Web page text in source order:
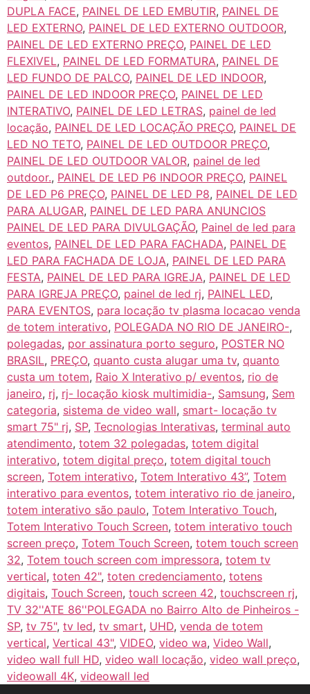
DUPLA FACE, PAINEL DE LED EMBUTIR, PAINEL DE
LED EXTERNO, PAINEL DE LED EXTERNO OUTDOOR,
PAINEL DE LED EXTERNO PREÇO, PAINEL DE LED
FLEXIVEL, PAINEL DE LED FORMATURA, PAINEL DE
LED FUNDO DE PALCO, PAINEL DE LED INDOOR,
PAINEL DE LED INDOOR PREÇO, PAINEL DE LED
INTERATIVO, PAINEL DE LED LETRAS, painel de led
locação, PAINEL DE LED LOCAÇÃO PREÇO, PAINEL DE
LED NO TETO, PAINEL DE LED OUTDOOR PREÇO,
PAINEL DE LED OUTDOOR VALOR, painel de led
outdoor., PAINEL DE LED P6 INDOOR PREÇO, PAINEL
DE LED P6 PREÇO, PAINEL DE LED P8, PAINEL DE LED
PARA ALUGAR, PAINEL DE LED PARA ANUNCIOS
PAINEL DE LED PARA DIVULGAÇÃO, Painel de led para
eventos, PAINEL DE LED PARA FACHADA, PAINEL DE
LED PARA FACHADA DE LOJA, PAINEL DE LED PARA
FESTA, PAINEL DE LED PARA IGREJA, PAINEL DE LED
PARA IGREJA PREÇO, painel de led rj, PAINEL LED,
PARA EVENTOS, para locação tv plasma locacao venda
de totem interativo, POLEGADA NO RIO DE JANEIRO-,
polegadas, por assinatura porto seguro, POSTER NO
BRASIL, PREÇO, quanto custa alugar uma tv, quanto
custa um totem, Raio X Interativo p/ eventos, rio de
janeiro, rj, rj- locação kiosk multimidia-, Samsung, Sem
categoria, sistema de video wall, smart- locação tv
smart 75" rj, SP, Tecnologias Interativas, terminal auto
atendimento, totem 32 polegadas, totem digital
interativo, totem digital preço, totem digital touch
screen, Totem interativo, Totem Interativo 43”, Totem
interativo para eventos, totem interativo rio de janeiro,
totem interativo são paulo, Totem Interativo Touch,
Totem Interativo Touch Screen, totem interativo touch
screen preço, Totem Touch Screen, totem touch screen
32, Totem touch screen com impressora, totem tv
vertical, toten 42", toten credenciamento, totens
digitais, Touch Screen, touch screen 42, touchscreen rj,
TV 32''ATE 86''POLEGADA no Bairro‎ Alto de Pinheiros‎ -
SP, tv 75", tv led, tv smart, UHD, venda de totem
vertical, Vertical 43", VIDEO, video wa, Video Wall,
video wall full HD, video wall locação, video wall preço,
videowall 4K, videowall led